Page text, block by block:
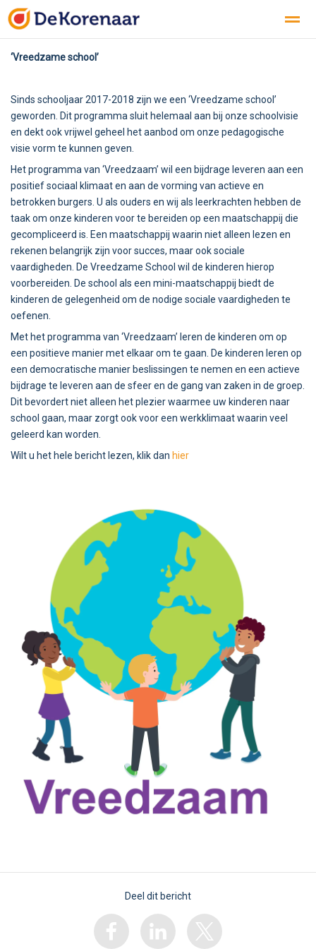
KENNISMAKEN
Bellen E-mail
‘Vreedzame school’
Sinds schooljaar 2017-2018 zijn we een ‘Vreedzame school’
geworden. Dit programma sluit helemaal aan bij onze schoolvisie
en dekt ook vrijwel geheel het aanbod om onze pedagogische
visie vorm te kunnen geven.
Het programma van ‘Vreedzaam’ wil een bijdrage leveren aan een
positief sociaal klimaat en aan de vorming van actieve en
betrokken burgers. U als ouders en wij als leerkrachten hebben de
taak om onze kinderen voor te bereiden op een maatschappij die
gecompliceerd is. Een maatschappij waarin niet alleen lezen en
rekenen belangrijk zijn voor succes, maar ook sociale
vaardigheden. De Vreedzame School wil de kinderen hierop
voorbereiden. De school als een mini-maatschappij biedt de
kinderen de gelegenheid om de nodige sociale vaardigheden te
oefenen.
Met het programma van ‘Vreedzaam’ leren de kinderen om op
een positieve manier met elkaar om te gaan. De kinderen leren op
een democratische manier beslissingen te nemen en een actieve
bijdrage te leveren aan de sfeer en de gang van zaken in de groep.
Dit bevordert niet alleen het plezier waarmee uw kinderen naar
school gaan, maar zorgt ook voor een werkklimaat waarin veel
geleerd kan worden.
Wilt u het hele bericht lezen, klik dan hier
Deel dit bericht